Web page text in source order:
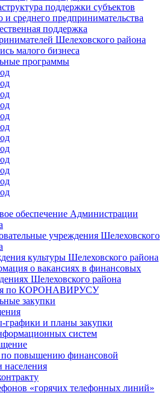
поддержки субъектов
и среднего предпринимательства
поддержка
Шелеховского района
малого бизнеса
программы
обеспечение Администрации
учреждения Шелеховского
культуры Шелеховского района
о вакансиях в финансовых
Шелеховского района
по КОРОНАВИРУСУ
закупки
графики и планы закупки
систем
по повышению финансовой
населения
«горячих телефонных линий»